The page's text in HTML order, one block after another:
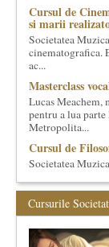
Cursul de
si marii
Societatea
cinematografica.
ac...
Masterclass
Lucas Meachem,
pentru a lua
Metropolita...
Cursul de
Societatea
impreuna...
Elitele Romaniei
Proiectul lansat
Cursurile